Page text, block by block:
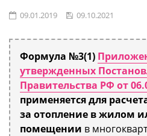
09.01.2019 09.10.2021
Формула №3(1)
утвержденных
Правительства РФ от
применяется для
за отопление в жилом
помещении в